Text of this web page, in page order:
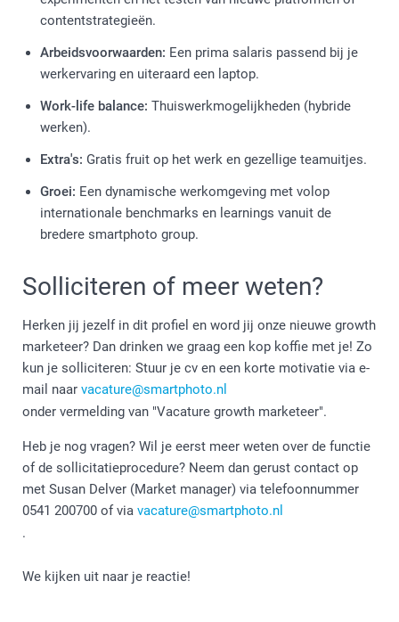
contentstrategieën.
Arbeidsvoorwaarden: Een prima salaris passend bij je
werkervaring en uiteraard een laptop.
Work-life balance: Thuiswerkmogelijkheden (hybride
werken).
Extra's: Gratis fruit op het werk en gezellige teamuitjes.
Groei: Een dynamische werkomgeving met volop
internationale benchmarks en learnings vanuit de
bredere smartphoto group.
Solliciteren of meer weten?
Herken jij jezelf in dit profiel en word jij onze nieuwe growth
marketeer? Dan drinken we graag een kop koffie met je! Zo
kun je solliciteren: Stuur je cv en een korte motivatie via e-
mail naar vacature@smartphoto.nl
onder vermelding van "Vacature growth marketeer".
Heb je nog vragen? Wil je eerst meer weten over de functie
of de sollicitatieprocedure? Neem dan gerust contact op
met Susan Delver (Market manager) via telefoonnummer
0541 200700 of via vacature@smartphoto.nl
.
We kijken uit naar je reactie!